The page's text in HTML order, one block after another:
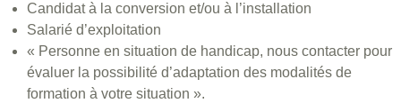
Candidat à la conversion et/ou à l’installation
Salarié d’exploitation
« Personne en situation de handicap, nous contacter pour
évaluer la possibilité d’adaptation des modalités de
formation à votre situation ».